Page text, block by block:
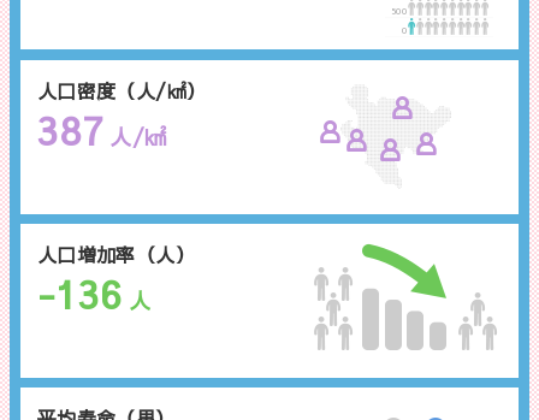
人口密度（人/㎢）
387 人/㎢
500
0
人口増加率（人）
-136 人